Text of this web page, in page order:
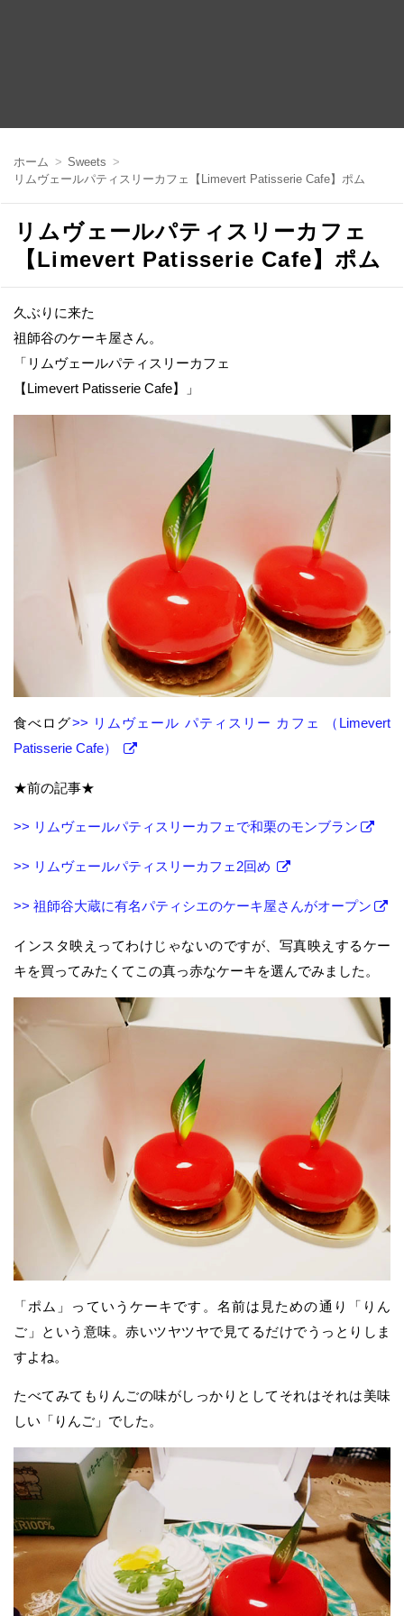
ホーム
Sweets
リムヴェールパティスリーカフェ【Limevert Patisserie Cafe】ポム
リムヴェールパティスリーカフェ
【Limevert Patisserie Cafe】ポム
久ぶりに来た
祖師谷のケーキ屋さん。
「リムヴェールパティスリーカフェ
【Limevert Patisserie Cafe】」
食べログ>> リムヴェール パティスリー カフェ （Limevert
Patisserie Cafe）
★前の記事★
>> リムヴェールパティスリーカフェで和栗のモンブラン
>> リムヴェールパティスリーカフェ2回め
>> 祖師谷大蔵に有名パティシエのケーキ屋さんがオープン
インスタ映えってわけじゃないのですが、写真映えするケー
キを買ってみたくてこの真っ赤なケーキを選んでみました。
「ポム」っていうケーキです。名前は見ための通り「りん
ご」という意味。赤いツヤツヤで見てるだけでうっとりしま
すよね。
たべてみてもりんごの味がしっかりとしてそれはそれは美味
しい「りんご」でした。